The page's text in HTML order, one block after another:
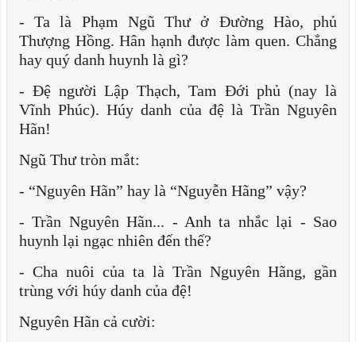
- Ta là Phạm Ngũ Thư ở Đường Hào, phủ
Thượng Hồng. Hân hạnh được làm quen. Chẳng
hay quý danh huynh là gì?
- Đệ người Lập Thạch, Tam Đới phủ (nay là
Vĩnh Phúc). Húy danh của đệ là Trần Nguyên
Hãn!
Ngũ Thư tròn mắt:
- “Nguyên Hãn” hay là “Nguyễn Hãng” vậy?
- Trần Nguyên Hãn... - Anh ta nhắc lại - Sao
huynh lại ngạc nhiên đến thế?
- Cha nuôi của ta là Trần Nguyên Hãng, gần
trùng với húy danh của đệ!
Nguyên Hãn cả cười: